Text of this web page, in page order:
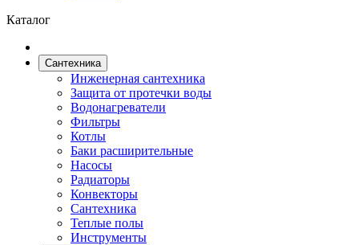
Каталог
Сантехника
Инженерная сантехника
Защита от протечки воды
Водонагреватели
Фильтры
Котлы
Баки расширительные
Насосы
Радиаторы
Конвекторы
Сантехника
Теплые полы
Инструменты